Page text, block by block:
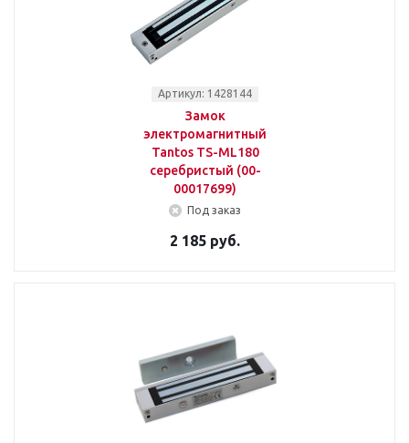
Артикул: 1428144
Замок
электромагнитный
Tantos TS-ML180
серебристый (00-
00017699)
Под заказ
2 185 руб.